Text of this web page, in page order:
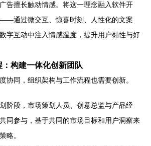
广告擅长触动情感。将这一理念融入软件开
通过微交互、惊喜时刻、人性化的文案
字互动中注入情感温度，提升用户黏性与好
：构建一体化创新团队
协同，组织架构与工作流程也需要创新。
阶段，市场策划人员、创意总监与产品经
同参与，基于共同的市场目标和用户洞察来
略。